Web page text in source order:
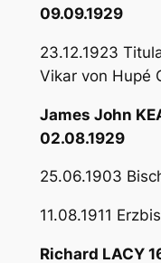
09.09.1929
23.12.1923
Vikar von Hupé
James John
02.08.1929
25.06.1903
11.08.1911
Richard LACY